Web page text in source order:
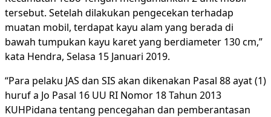
tersebut. Setelah dilakukan pengecekan terhadap
muatan mobil, terdapat kayu alam yang berada di
bawah tumpukan kayu karet yang berdiameter 130 cm,”
kata Hendra, Selasa 15 Januari 2019.
“Para pelaku JAS dan SIS akan dikenakan Pasal 88 ayat (1)
huruf a Jo Pasal 16 UU RI Nomor 18 Tahun 2013
KUHPidana tentang pencegahan dan pemberantasan